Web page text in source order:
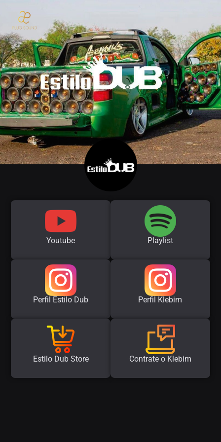
Youtube Playlist
Perfil Estilo Dub Perfil Klebim
Estilo Dub Store Contrate o Klebim